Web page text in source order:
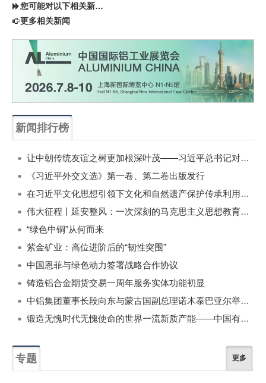
您可能对以下相关新闻同样感兴趣
更多相关新闻
新闻排行榜
让中朝传统友谊之树更加根深叶茂——习近平总书记对朝鲜进行国事访问纪实
《习近平外交文选》第一卷、第二卷出版发行
在习近平文化思想引领下文化和自然遗产保护传承利用工作开创新局面
伟大征程丨延安整风：一次深刻的马克思主义思想教育运动
“绿色中铜”从何而来
紫金矿业：高位进阶后的“韧性突围”
中国恩菲与绿色动力签署战略合作协议
铸造铝合金期货交易一周年服务实体功能初显
中铝集团董事长段向东与蒙古国副总理诺木泰巴亚尔举行会谈
锻造无愧时代无愧使命的世界一流新质产能——中国有色金属工业的战略应对与破局之道（二）
专题 更多